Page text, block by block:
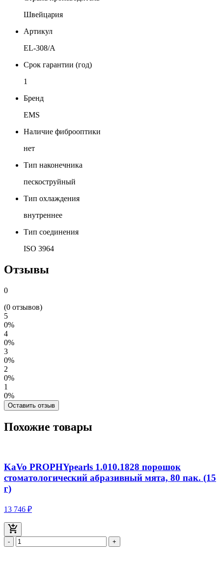
Швейцария
Артикул
EL-308/A
Срок гарантии (год)
1
Бренд
EMS
Наличие фиброоптики
нет
Тип наконечника
пескоструйный
Тип охлаждения
внутреннее
Тип соединения
ISO 3964
Отзывы
0
(0 отзывов)
5
0%
4
0%
3
0%
2
0%
1
0%
Оставить отзыв
Похожие товары
KaVo PROPHYpearls 1.010.1828 порошок
стоматологический абразивный мята, 80 пак. (15
г)
13 746 ₽
- +